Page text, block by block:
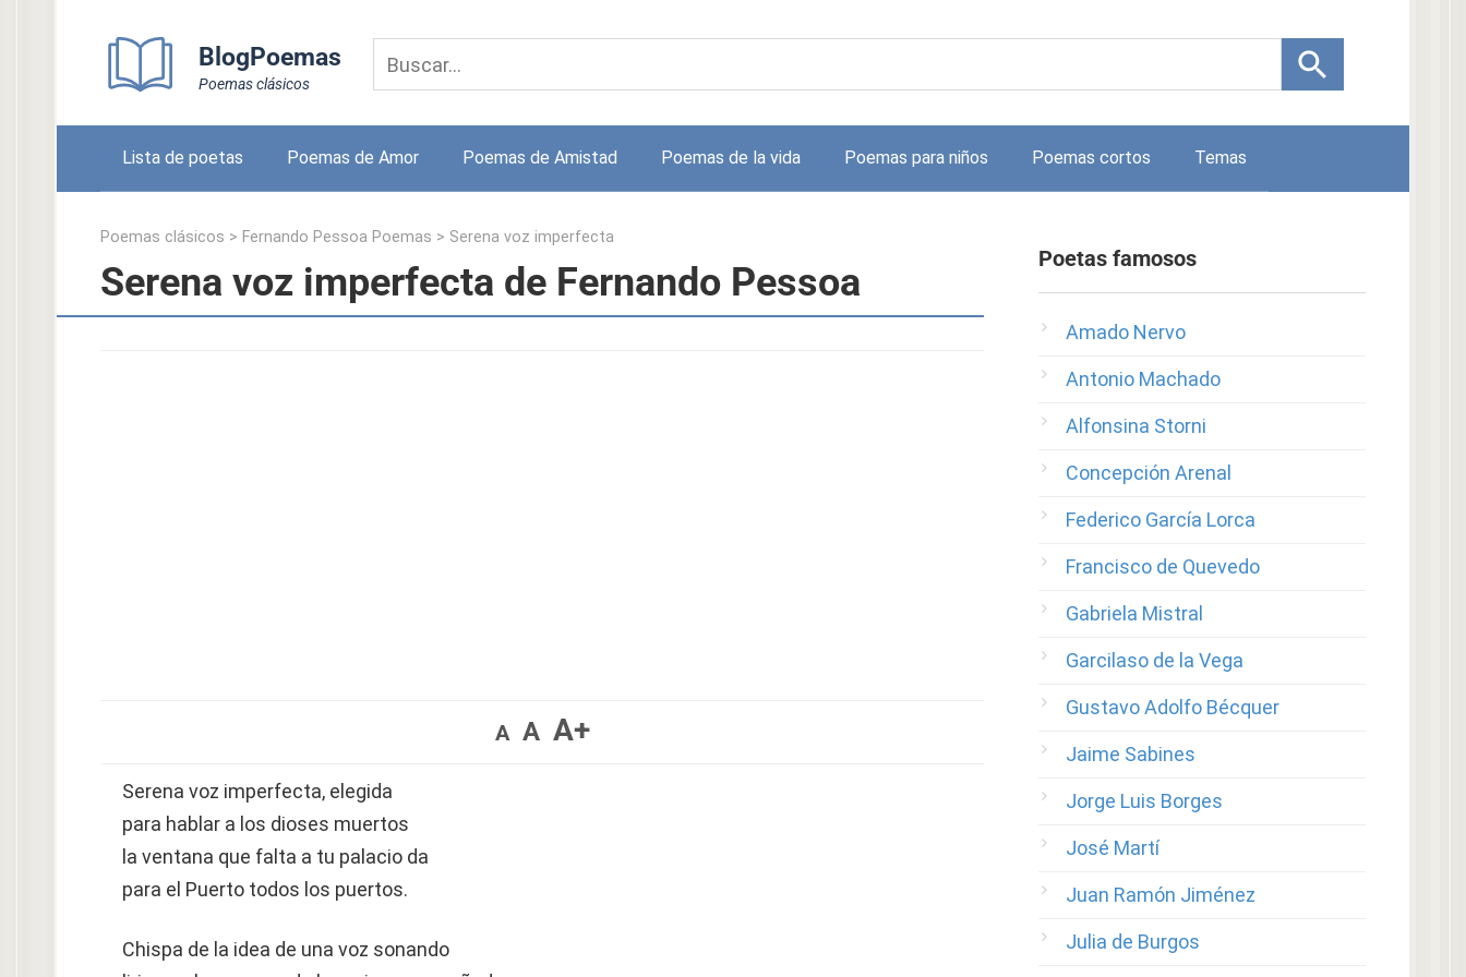
BlogPoemas
Poemas clásicos
Lista de poetas Poemas de Amor Poemas de Amistad Poemas de la vida Poemas para niños Poemas cortos Temas
Poemas clásicos > Fernando Pessoa Poemas > Serena voz imperfecta
Serena voz imperfecta de Fernando Pessoa
A A A+
Serena voz imperfecta, elegida
para hablar a los dioses muertos
la ventana que falta a tu palacio da
para el Puerto todos los puertos.
Chispa de la idea de una voz sonando
Poetas famosos
Amado Nervo
Antonio Machado
Alfonsina Storni
Concepción Arenal
Federico García Lorca
Francisco de Quevedo
Gabriela Mistral
Garcilaso de la Vega
Gustavo Adolfo Bécquer
Jaime Sabines
Jorge Luis Borges
José Martí
Juan Ramón Jiménez
Julia de Burgos